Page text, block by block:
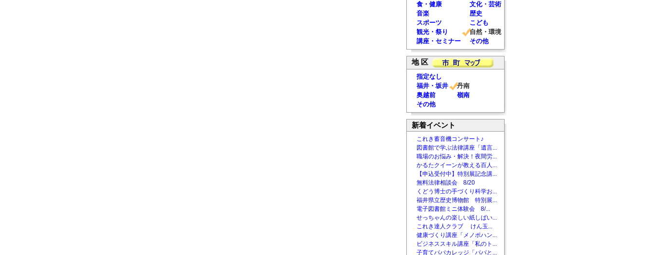
食・健康
文化・芸術
音楽
歴史
スポーツ
こども
観光・祭り
自然・環境
講座・セミナー
その他
地 区
指定なし
福井・坂井
丹南
奥越前
嶺南
その他
新着イベント
これき蓄音機コンサート♪
図書館で学ぶ法律講座「遺言...
職場のお悩み・解決！夜間労...
かるたクイーンが教える百人...
【申込受付中】特別展記念講...
無料法律相談会 8/20
くどう博士の手づくり科学お...
福井県立歴史博物館 特別展...
電子図書館ミニ体験会 8/...
せっちゃんの楽しい紙しばい...
これき達人クラブ けん玉...
健康づくり講座「メノポハン...
ビジネススキル講座「私のト...
子育てパパカレッジ「パパと...